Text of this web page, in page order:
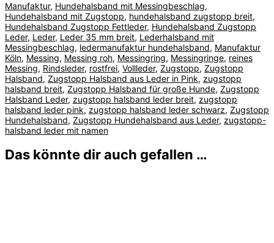
Manufaktur, Hundehalsband mit Messingbeschlag,
Hundehalsband mit Zugstopp, hundehalsband zugstopp breit,
Hundehalsband Zugstopp Fettleder, Hundehalsband Zugstopp
Leder, Leder, Leder 35 mm breit, Lederhalsband mit
Messingbeschlag, ledermanufaktur hundehalsband, Manufaktur
Köln, Messing, Messing roh, Messingring, Messingringe, reines
Messing, Rindsleder, rostfrei, Vollleder, Zugstopp, Zugstopp
Halsband, Zugstopp Halsband aus Leder in Pink, zugstopp
halsband breit, Zugstopp Halsband für große Hunde, Zugstopp
Halsband Leder, zugstopp halsband leder breit, zugstopp
halsband leder pink, zugstopp halsband leder schwarz, Zugstopp
Hundehalsband, Zugstopp Hundehalsband aus Leder, zugstopp-
halsband leder mit namen
Das könnte dir auch gefallen …